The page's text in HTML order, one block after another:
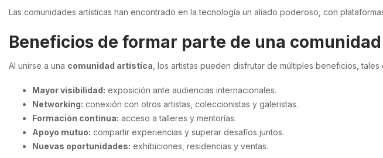
Las comunidades artísticas han encontrado en la tecnología un aliado poderoso, con
Beneficios de formar parte de una
Al unirse a una comunidad artística , los artistas pueden disfrutar de múltiples beneficios, tales
Mayor visibilidad: exposición ante audiencias internacionales.
Networking: conexión con otros artistas, coleccionistas y galeristas.
Formación continua: acceso a talleres y mentorías.
Apoyo mutuo: compartir experiencias y superar desafíos juntos.
Nuevas oportunidades: exhibiciones, residencias y ventas.